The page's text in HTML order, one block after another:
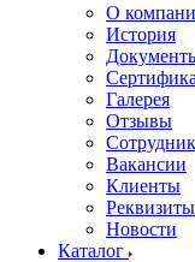
О
История
Галерея
Отзывы
Вакансии
Клиенты
Реквизиты
Новости
Каталог